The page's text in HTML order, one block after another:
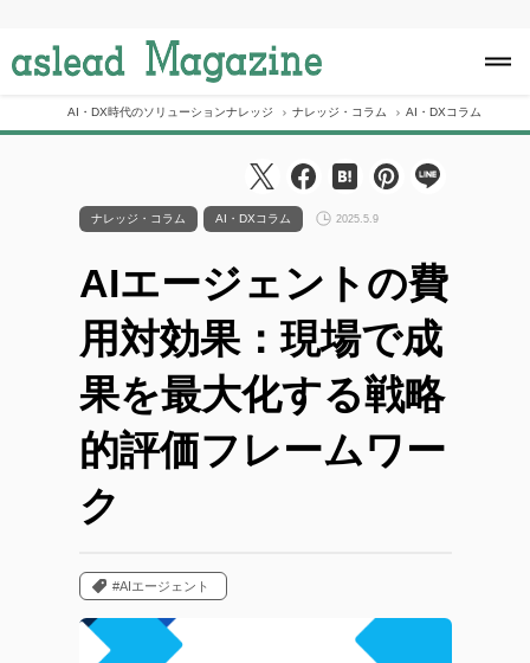
c
AI・DX時代のソリューションナレッジ ナレッジ・コラム AI・DXコラム
ナレッジ・コラム AI・DXコラム 2025.5.9
AIエージェントの費
用対効果：現場で成
果を最大化する戦略
的評価フレームワー
ク
#AIエージェント